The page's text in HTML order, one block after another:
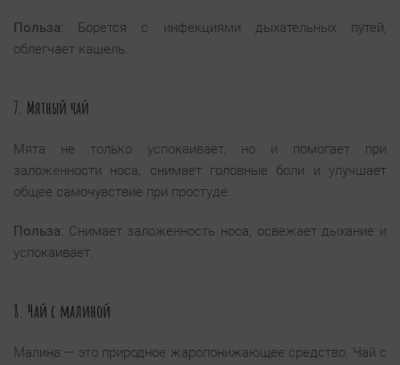
Польза: Борется с инфекциями дыхательных путей,
облегчает кашель.
7. Мятный чай
Мята не только успокаивает, но и помогает при
заложенности носа, снимает головные боли и улучшает
общее самочувствие при простуде.
Польза: Снимает заложенность носа, освежает дыхание и
успокаивает.
8. Чай с малиной
Малина — это природное жаропонижающее средство. Чай с